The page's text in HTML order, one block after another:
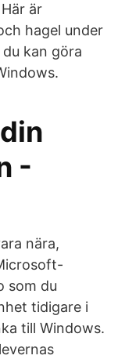
är
hagel under
kan göra
-
nära,
som du
tidigare i
till Windows.